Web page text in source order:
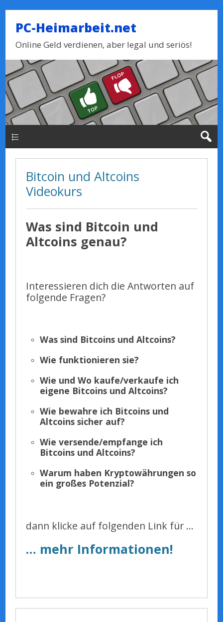
PC-Heimarbeit.net
Online Geld verdienen, aber legal und seriös!
Bitcoin und Altcoins
Videokurs
Was sind Bitcoin und
Altcoins genau?
Interessieren dich die Antworten auf
folgende Fragen?
Was sind Bitcoins und Altcoins?
Wie funktionieren sie?
Wie und Wo kaufe/verkaufe ich
eigene Bitcoins und Altcoins?
Wie bewahre ich Bitcoins und
Altcoins sicher auf?
Wie versende/empfange ich
Bitcoins und Altcoins?
Warum haben Kryptowährungen so
ein großes Potenzial?
dann klicke auf folgenden Link für …
… mehr Informationen!